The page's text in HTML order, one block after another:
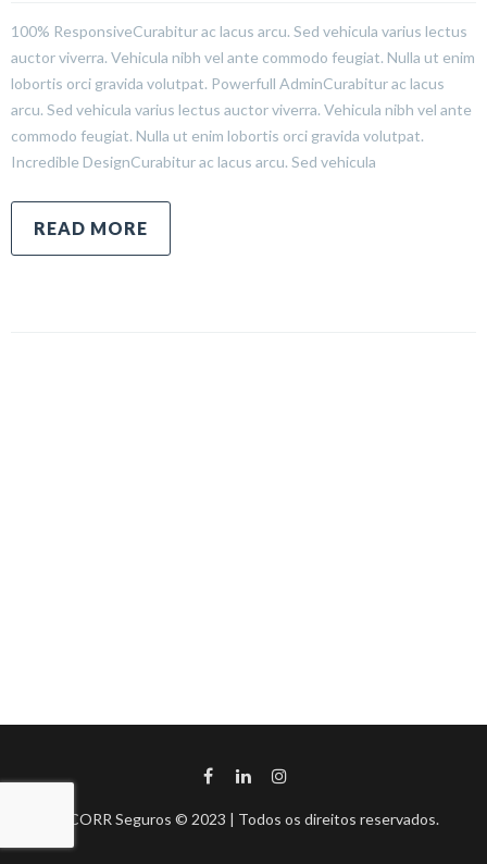
100% ResponsiveCurabitur ac lacus arcu. Sed vehicula varius lectus
auctor viverra. Vehicula nibh vel ante commodo feugiat. Nulla ut enim
lobortis orci gravida volutpat. Powerfull AdminCurabitur ac lacus
arcu. Sed vehicula varius lectus auctor viverra. Vehicula nibh vel ante
commodo feugiat. Nulla ut enim lobortis orci gravida volutpat.
Incredible DesignCurabitur ac lacus arcu. Sed vehicula
READ MORE
BHCORR Seguros © 2023 | Todos os direitos reservados.